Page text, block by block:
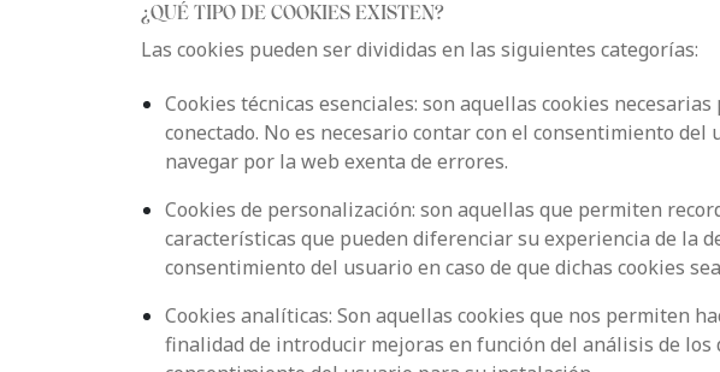
¿QUÉ TIPO DE COOKIES EXISTEN?
Las cookies pueden ser divididas en las siguientes categorías:
Cookies técnicas esenciales: son aquellas cookies
conectado. No es necesario contar con el consentimiento
navegar por la web exenta de errores.
Cookies de personalización: son aquellas que permiten
características que pueden diferenciar su experiencia de la
consentimiento del usuario en caso de que dichas cookies
Cookies analíticas: Son aquellas cookies que nos permiten
finalidad de introducir mejoras en función del análisis de los